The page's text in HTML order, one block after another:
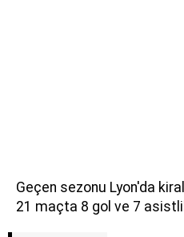
Geçen sezonu Lyon'da
21 maçta 8 gol ve 7